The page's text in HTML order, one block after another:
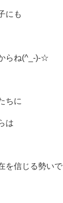
にも
らね(^_-)-☆
ちに
は
を信じる勢いで